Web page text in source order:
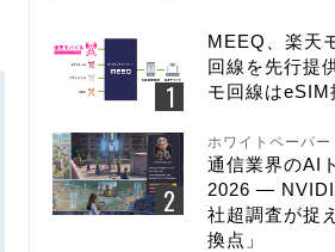
MEEQ、楽天
回線を先行提
モ回線はeSIM
ホワイトペーパー
通信業界のAI
2026 ―
社超調査が捉
換点」